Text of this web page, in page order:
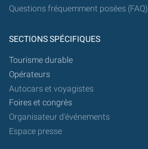
Questions fréquemment posées (FAQ)
SECTIONS SPÉCIFIQUES
Tourisme durable
Opérateurs
Autocars et voyagistes
Foires et congrès
Organisateur d'événements
Espace presse